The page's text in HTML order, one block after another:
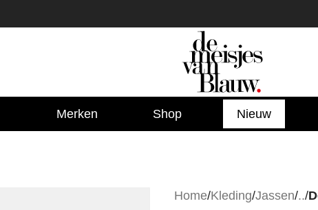
Merken Shop Nieuw
Home/Kleding/Jassen/../